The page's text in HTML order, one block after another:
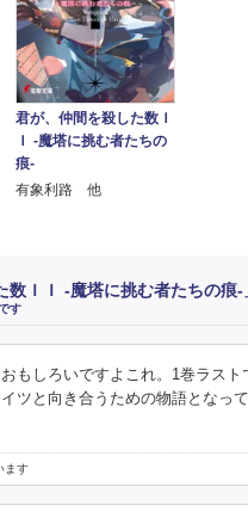
君が、仲間を殺した数Ｉ
Ｉ ‐魔塔に挑む者たちの
痕‐
有象利路 他
数ＩＩ ‐魔塔に挑む者たちの痕
す
もしろいですよこれ。1巻ラス
ツと向き合うための物語となっ
ます